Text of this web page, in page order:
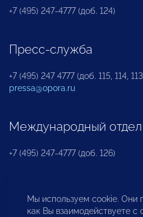
+7 (495) 247-4777 (доб. 124)
Пресс-служба
+7 (495) 247 4777 (доб. 115, 114,
pressa@opora.ru
Международный
+7 (495) 247-4777 (доб. 126)
Бюро по защите прав
инвесторов
Мы используем cookie. Они
как Вы взаимодействуете с